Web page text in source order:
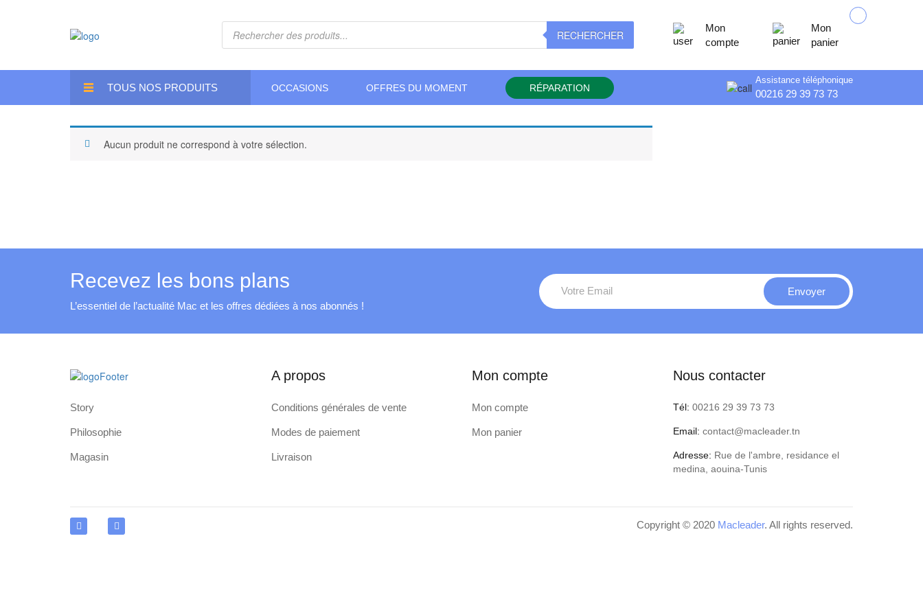
Recherche
RECHERCHER
Mon
compte
Mon
panier
TOUS NOS PRODUITS OCCASIONS OFFRES DU MOMENT RÉPARATION
Assistance téléphonique
00216 29 39 73 73
Aucun produit ne correspond à votre sélection.
Recevez les bons plans
L’essentiel de l’actualité Mac et les offres dédiées à nos abonnés !
Story
Philosophie
Magasin
A propos
Conditions générales de vente
Modes de paiement
Livraison
Mon compte
Mon compte
Mon panier
Nous contacter
Tél: 00216 29 39 73 73
Email: contact@macleader.tn
Adresse: Rue de l'ambre, residance el
medina, aouina-Tunis
Copyright © 2020 Macleader. All rights reserved.